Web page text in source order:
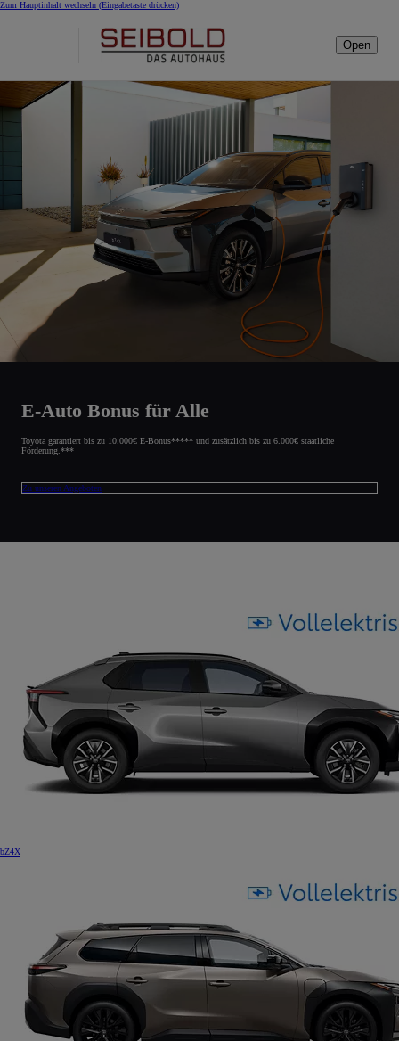
Zum Hauptinhalt wechseln (Eingabetaste drücken)
Open
E-Auto Bonus für Alle
Toyota garantiert bis zu 10.000€ E-Bonus***** und zusätzlich bis zu 6.000€ staatliche
Förderung.***
Zu unseren Angeboten
bZ4X